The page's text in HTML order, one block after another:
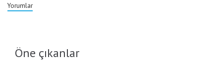
Yorumlar
Öne çıkanlar